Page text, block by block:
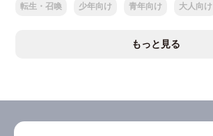
転生・召喚 少年向け 青年向け 大人向け
もっと見る